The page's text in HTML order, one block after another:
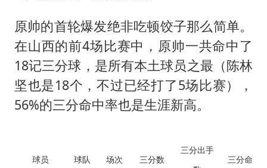
原帅的首轮爆发绝非吃顿饺子那么简单。
在山西的前4场比赛中，原帅一共命中了
18记三分球，是所有本土球员之最（陈林
坚也是18个，不过已经打了5场比赛），
56%的三分命中率也是生涯新高。
球员 球队 场次 三分数
三分出手
三分命中